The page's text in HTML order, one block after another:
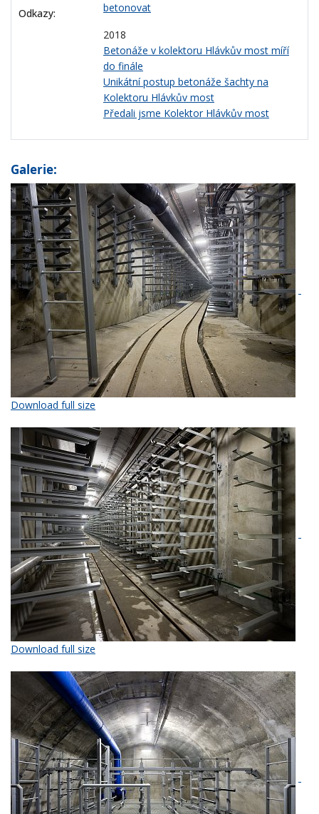
Odkazy:
betonovat
2018
Betonáže v kolektoru Hlávkův most míří
do finále
Unikátní postup betonáže šachty na
Kolektoru Hlávkův most
Předali jsme Kolektor Hlávkův most
Galerie:
Download full size
Download full size